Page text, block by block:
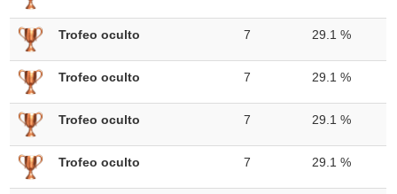
Trofeo oculto 7 29.1 %
Trofeo oculto 7 29.1 %
Trofeo oculto 7 29.1 %
Trofeo oculto 7 29.1 %